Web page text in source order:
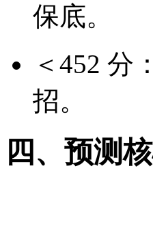
保底。
＜452 分
招。
四、预测